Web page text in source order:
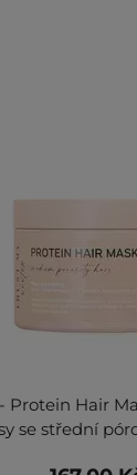
Protein Hair
se střední